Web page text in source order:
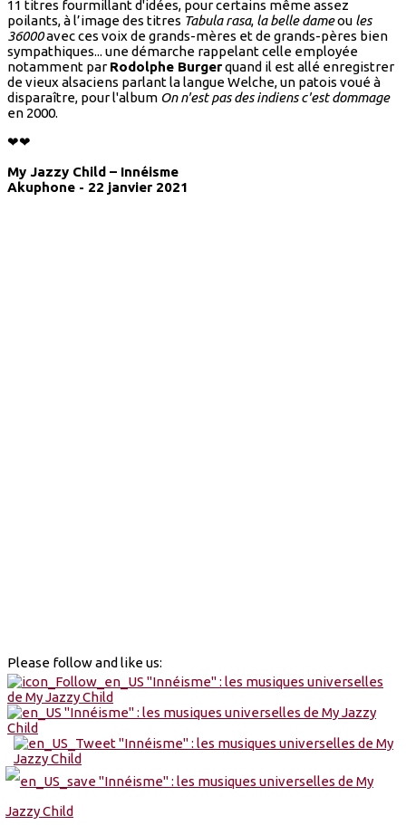
11 titres fourmillant d'idées, pour certains même assez
poilants, à l’image des titres Tabula rasa, la belle dameou les
36000avec ces voix de grands-mères et de grands-pères bien
sympathiques... une démarche rappelant celle employée
notamment parRodolphe Burgerquand il est allé enregistrer
de vieux alsaciens parlant la langue Welche, un patois voué à
disparaître, pour l'album On n'est pas des indiens c'est dommage
en 2000.
❤❤
My Jazzy Child – Innéisme
Akuphone - 22 janvier 2021
Please follow and like us: